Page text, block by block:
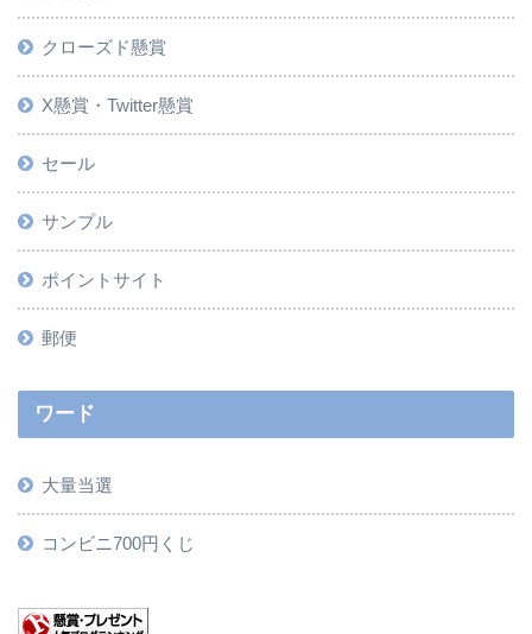
クローズド懸賞
X懸賞・Twitter懸賞
セール
サンプル
ポイントサイト
郵便
ワード
大量当選
コンビニ700円くじ